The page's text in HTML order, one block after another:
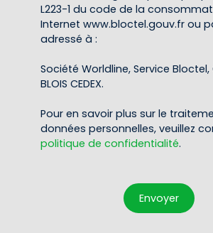
L223-1 du code de la
Internet www.bloctel.gouv.fr ou
adressé à :
Société Worldline, Service Bloctel,
BLOIS CEDEX.
Pour en savoir plus sur le
données personnelles, veuillez
politique de confidentialité.
Envoyer